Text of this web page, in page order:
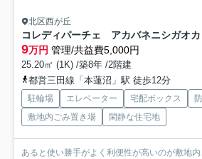
北区西が丘
コレディパーチェ アカバネニシガオカ
9万円 管理/共益費5,000円
25.20㎡ (1K) /築8年 /2階建
都営三田線「本蓮沼」駅 徒歩12分
駐輪場 エレベーター 宅配ボックス
敷地内ごみ置き場
閑静な住宅地
あると使い勝手がよく利便性が高いのが敷地